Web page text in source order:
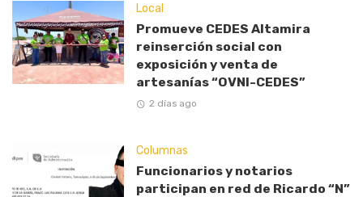
Local
Promueve CEDES Altamira
reinserción social con
exposición y venta de
artesanías “OVNI-CEDES”
2 días ago
Columnas
Funcionarios y notarios
participan en red de Ricardo “N”